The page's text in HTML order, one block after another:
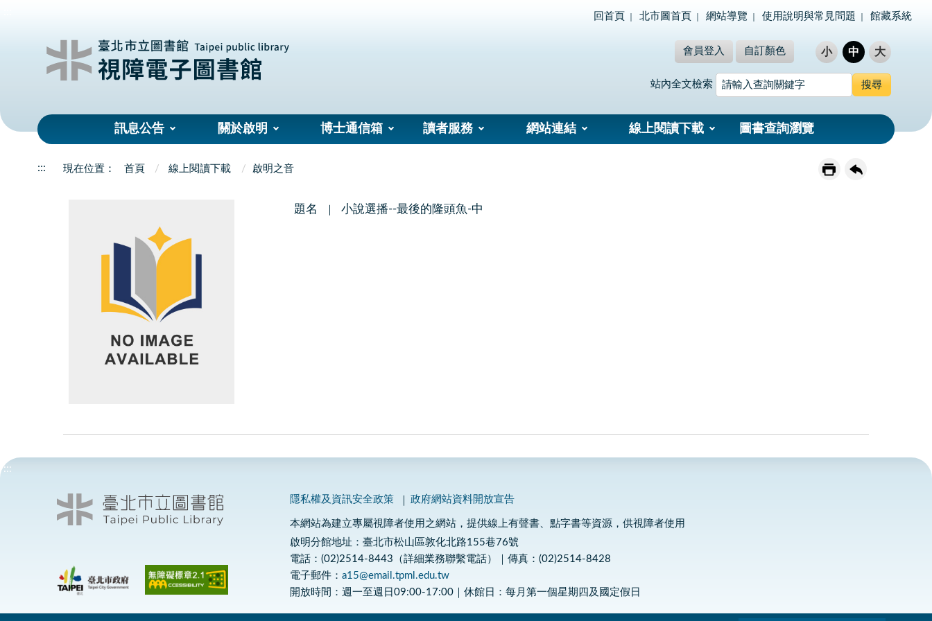
回首頁 北市圖首頁 網站導覽 使用說明與常見問題 館藏系統
會員登入 自訂顏色 小 中 大
站內全文檢索
訊息公告 關於啟明 博士通信箱 讀者服務 網站連結 線上閱讀下載 圖書查詢瀏覽
::: 首頁 線上閱讀下載 啟明之音
題名 小說選播--最後的隆頭魚-中
:::
隱私權及資訊安全政策 政府網站資料開放宣告
本網站為建立專屬視障者使用之網站，提供線上有聲書、點字書等資源，供視障者使用
啟明分館地址：臺北市松山區敦化北路155巷76號
電話：(02)2514-8443（詳細業務聯繫電話）｜傳真：(02)2514-8428
電子郵件：a15@email.tpml.edu.tw
開放時間：週一至週日09:00-17:00｜休館日：每月第一個星期四及國定假日